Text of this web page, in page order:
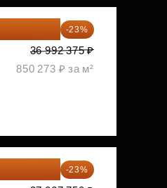
-23%
36 992 375 ₽
850 273 ₽ за м²
-23%